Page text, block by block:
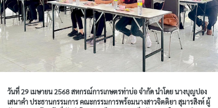
วันที่ 29 เมษายน 2568 สหกรณ์การเกษตรท่าบ่อ จำกัด นำโดย นางบุญปอง
เสนาคำ ประธานกรรมการ คณะกรรมการพร้อมนางสาวจิตติยา สุมารสิงห์ ผู้